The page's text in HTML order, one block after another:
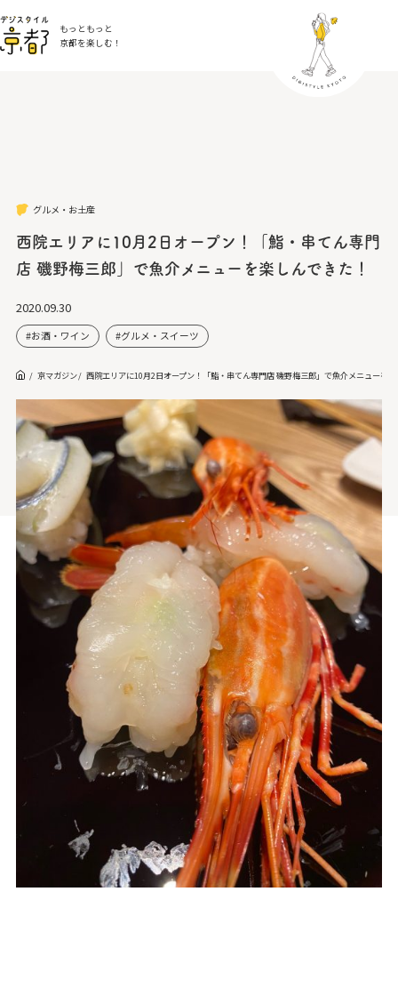
もっともっと
京都を楽しむ！
グルメ・お土産
西院エリアに10月2日オープン！「鮨・串てん専門
店 磯野梅三郎」で魚介メニューを楽しんできた！
2020.09.30
お酒・ワイン グルメ・スイーツ
京マガジン 西院エリアに10月2日オープン！「鮨・串てん専門店 磯野梅三郎」で魚介メニューを